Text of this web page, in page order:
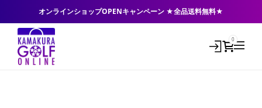
オンラインショップOPENキャンペーン ★全品送料無料★
0